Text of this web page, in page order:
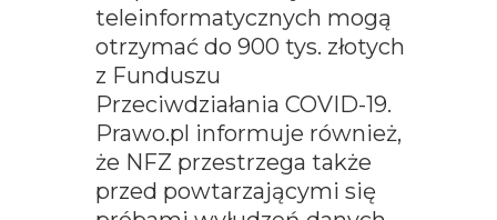
teleinformatycznych mogą
otrzymać do 900 tys. złotych
z Funduszu
Przeciwdziałania COVID-19.
Prawo.pl informuje również,
że NFZ przestrzega także
przed powtarzającymi się